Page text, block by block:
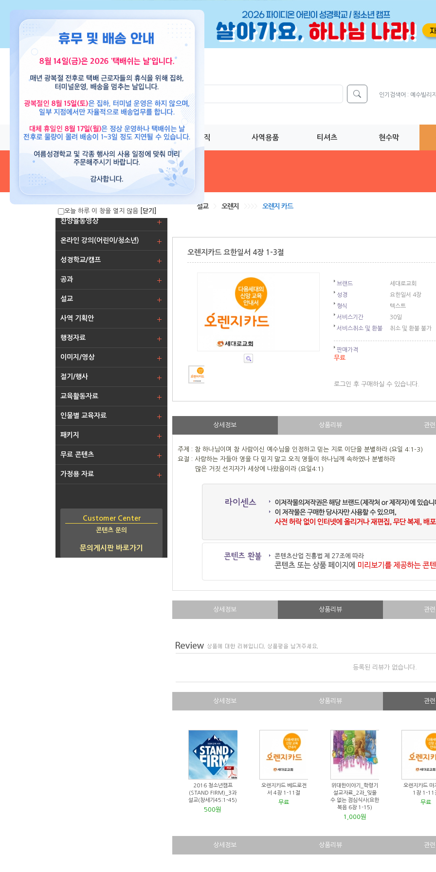
인기검색어 : 예수빌리지
교재 도서 뮤직 사역용품 티셔츠 현수막
찬양율동영상
온라인 강의(어린이/청소년)
성경학교/캠프
공과
설교
사역 기획안
행정자료
이미지/영상
절기/행사
교육활동자료
인물별 교육자료
패키지
무료 콘텐츠
가정용 자료
Customer Center
콘텐츠 문의
문의게시판 바로가기
설교 오렌지 오렌지 카드
오렌지카드 요한일서 4장 1-3절
브랜드
세대로교회
성경
요한일서 4장
형식
텍스트
서비스기간
30일
서비스취소 및 환불
취소 및 환불 불가
판매가격
무료
로그인 후 구매하실 수 있습니다.
상세정보 상품리뷰 관
주제 : 참 하나님이며 참 사람이신 예수님을 인정하고 믿는 지로 이단을 분별하라 (요일 4:1-3)
요절 : 사랑하는 자들아 영을 다 믿지 말고 오직 영들이 하나님께 속하였나 분별하라
많은 거짓 선지자가 세상에 나왔음이라 (요일4:1)
상세정보 상품리뷰 관
등록된 리뷰가 없습니다.
상세정보 상품리뷰 관
2016 청소년캠프
(STAND FIRM)_3과
설교(창세기45:1-45)
500원
오렌지카드 베드로전
서 4장 1-11절
무료
위대한이야기_학령기
설교자료_2과_잊을
수 없는 점심식사(요한
복음 6장 1-15)
1,000원
오렌지카드 마
1장 1-11
무료
상세정보 상품리뷰 관
오늘 하루 이 창을 열지 않음 [닫기]